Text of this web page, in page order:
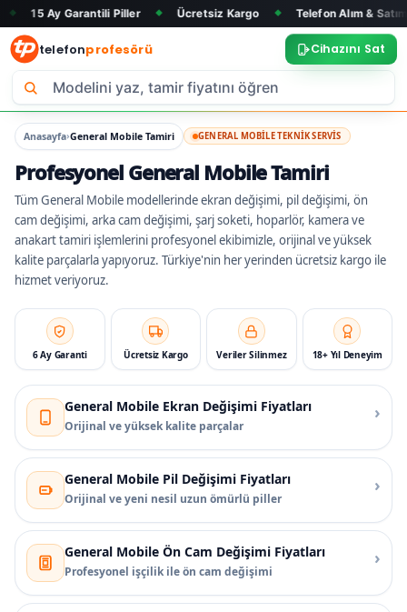
Piller ◆ Ücretsiz Kargo ◆ Telefon Alım & Satım ◆
telefonprofesörü Cihazını Sat
Anasayfa›General Mobile Tamiri GENERAL MOBILE TEKNIK SERVIS
Profesyonel General Mobile Tamiri
Tüm General Mobile modellerinde ekran değişimi, pil değişimi, ön
cam değişimi, arka cam değişimi, şarj soketi, hoparlör, kamera ve
anakart tamiri işlemlerini profesyonel ekibimizle, orijinal ve yüksek
kalite parçalarla yapıyoruz. Türkiye'nin her yerinden ücretsiz kargo ile
hizmet veriyoruz.
6 Ay Garanti Ücretsiz Kargo Veriler Silinmez 18+ Yıl Deneyim
General Mobile Ekran Değişimi Fiyatları
Orijinal ve yüksek kalite parçalar
›
General Mobile Pil Değişimi Fiyatları
Orijinal ve yeni nesil uzun ömürlü piller
›
General Mobile Ön Cam Değişimi Fiyatları
Profesyonel işçilik ile ön cam değişimi
›